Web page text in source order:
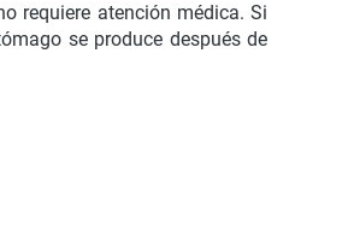
requiere atención médica. Si
se produce después de